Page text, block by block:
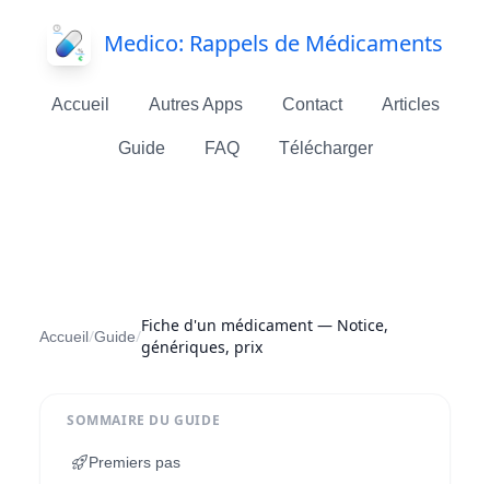
Medico: Rappels de Médicaments
Accueil Autres Apps Contact Articles
Guide FAQ Télécharger
Accueil/Guide/
Fiche d'un médicament — Notice,
génériques, prix
SOMMAIRE DU GUIDE
Premiers pas